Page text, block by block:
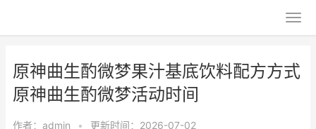
原神曲生酌微梦果汁基底饮料配方方式
原神曲生酌微梦活动时间
作者： admin • 更新时间：2026-07-02